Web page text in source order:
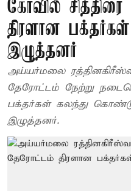
கோவில்
திரளான
இழுத்தனர்
அய்யர்மலை
தேரோட்டம் நேற்று
பக்தர்கள் கலந்து
இழுத்தனர்.